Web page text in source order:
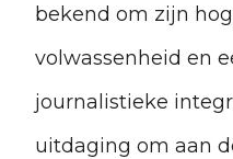
bekend om zijn
volwassenheid en
journalistieke
uitdaging om aan